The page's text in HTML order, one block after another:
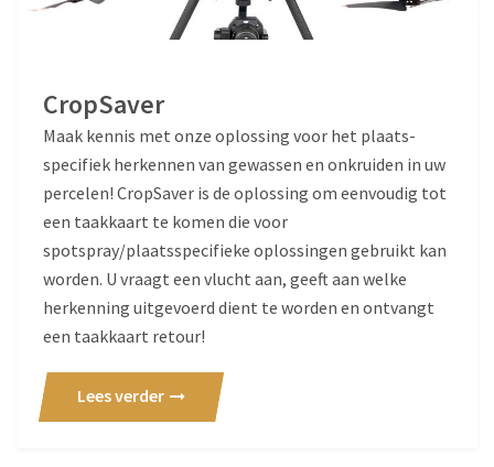
CropSaver
Maak kennis met onze oplossing voor het plaats-
specifiek herkennen van gewassen en onkruiden in uw
percelen! CropSaver is de oplossing om eenvoudig tot
een taakkaart te komen die voor
spotspray/plaatsspecifieke oplossingen gebruikt kan
worden. U vraagt een vlucht aan, geeft aan welke
herkenning uitgevoerd dient te worden en ontvangt
een taakkaart retour!
Lees verder